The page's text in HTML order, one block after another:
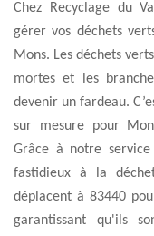
Chez Recyclage du
gérer vos déchets
Mons. Les déchets
mortes et les
devenir un fardeau.
sur mesure pour
Grâce à notre
fastidieux à la
déplacent à 83440
garantissant qu'ils